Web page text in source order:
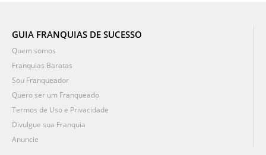
GUIA FRANQUIAS DE SUCESSO
Quem somos
Franquias Baratas
Sou Franqueador
Quero ser um Franqueado
Termos de Uso e Privacidade
Divulgue sua Franquia
Anuncie